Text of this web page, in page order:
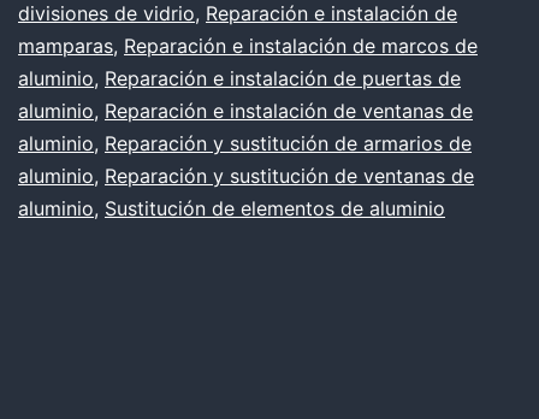
divisiones de vidrio, Reparación e instalación de
mamparas, Reparación e instalación de marcos de
aluminio, Reparación e instalación de puertas de
aluminio, Reparación e instalación de ventanas de
aluminio, Reparación y sustitución de armarios de
aluminio, Reparación y sustitución de ventanas de
aluminio, Sustitución de elementos de aluminio